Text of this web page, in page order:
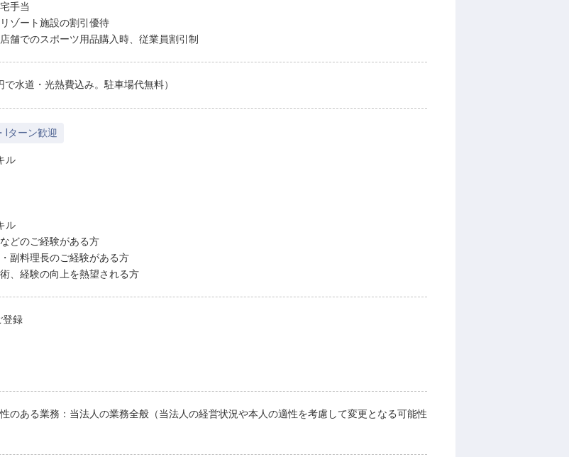
手当
ゾート施設の割引優待
舗でのスポーツ用品購入時、従業員割引制
で水道・光熱費込み。駐車場代無料）
Iターン歓迎
ル
ル
どのご経験がある方
副料理長のご経験がある方
、経験の向上を熱望される方
登録
のある業務：当法人の業務全般（当法人の経営状況や本人の適性を考慮して変更となる可能性